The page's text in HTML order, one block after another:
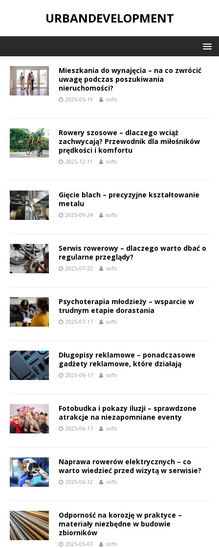
URBANDEVELOPMENT
Mieszkania do wynajęcia – na co zwrócić
uwagę podczas poszukiwania
nieruchomości?
2026-05-19 softi
Rowery szosowe – dlaczego wciąż
zachwycają? Przewodnik dla miłośników
prędkości i komfortu
2025-12-11 softi
Gięcie blach – precyzyjne kształtowanie
metalu
2025-09-24 softi
Serwis rowerowy – dlaczego warto dbać o
regularne przeglądy?
2025-07-22 softi
Psychoterapia młodzieży – wsparcie w
trudnym etapie dorastania
2025-07-17 softi
Długopisy reklamowe – ponadczasowe
gadżety reklamowe, które działają
2025-06-17 softi
Fotobudka i pokazy iluzji – sprawdzone
atrakcje na niezapomniane eventy
2025-06-17 softi
Naprawa rowerów elektrycznych – co
warto wiedzieć przed wizytą w serwisie?
2025-06-12 softi
Odporność na korozję w praktyce –
materiały niezbędne w budowie
zbiorników
2025-05-07 softi